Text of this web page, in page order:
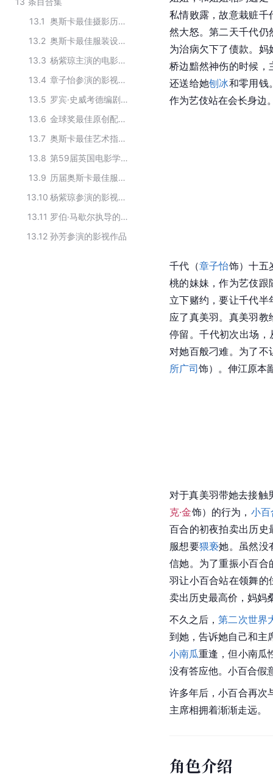
13.1
奥斯卡最佳摄影历届获奖作品
13.2
奥斯卡最佳服装设计历届获奖作品
13.3
杨紫琼主演的电影作品
13.4
章子怡参演的影视作品
13.5
罗宾·史威考德编剧的影视作品
13.6
金球奖最佳原创配乐历届获奖作品
13.7
奥斯卡最佳艺术指导历届获奖作品
13.8
第59届英国电影学院奖获奖作品
13.9
历届奥斯卡最佳服装设计奖获奖电影
13.10
杨紫琼参演的影视作品
13.11
罗伯·马歇尔执导的作品
13.12 孙芳参演的影视作品
私情败露，故意栽赃千
然大怒。第二天千代仍
为治病欠下了债款。
桥边黯然神伤的时候，
还送给她刨冰和零用钱
作为艺伎站在会长身边
千代（章子怡饰）十五
桃的妹妹，作为艺伎跟
立下赌约，要让千代
应了真美羽。真美羽
停留。千代初次出场，
对她百般刁难。为了
所广司饰）。伸江原本
对于真美羽带她去接触
克·金饰）的行为， 小百
百合的初夜拍卖出历史
服想要猥亵她。虽然没
信她。为了重振小百合
羽让小百合站在领舞的
卖出历史最高价，妈妈
不久之后，第二次世界
到她，告诉她自己和主
小南瓜重逢，但小南瓜
没有答应他。小百合假
许多年后，小百合再次
主席相拥着渐渐走远。
角色介绍